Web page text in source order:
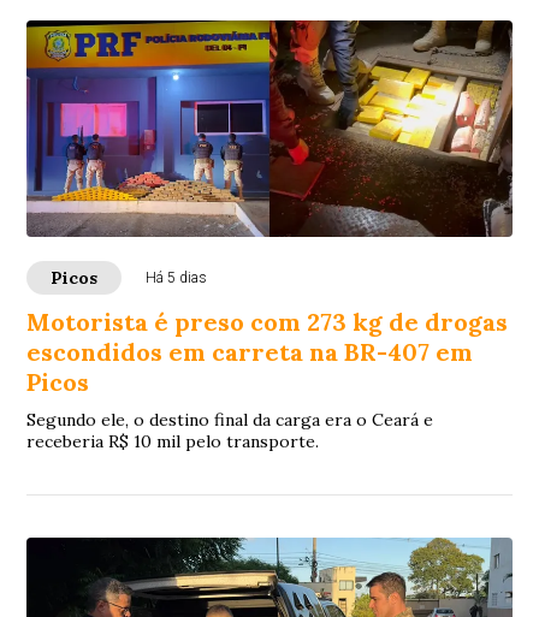
Picos Há 5 dias
Motorista é preso com 273 kg de drogas
escondidos em carreta na BR-407 em
Picos
Segundo ele, o destino final da carga era o Ceará e
receberia R$ 10 mil pelo transporte.